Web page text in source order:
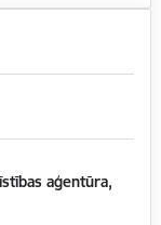
aģentūra,